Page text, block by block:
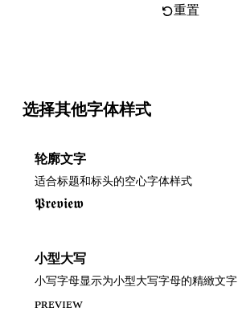
重置
选择其他字体样式
轮廓文字
适合标题和标头的空心字体样式
𝕻𝖗𝖊𝖛𝖎𝖊𝖜
小型大写
小写字母显示为小型大写字母的精緻文字
ᴘʀᴇᴠɪᴇᴡ